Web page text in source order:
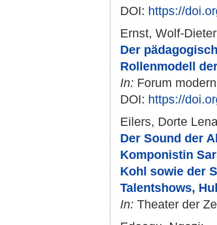
DOI: https://
Ernst, Wolf-Dieter
Der
Rollenmodell
In: Forum
DOI: https://
Eilers, Dorte
Der Sound der
Komponistin
Kohl sowie der
Talentshows,
In: Theater der